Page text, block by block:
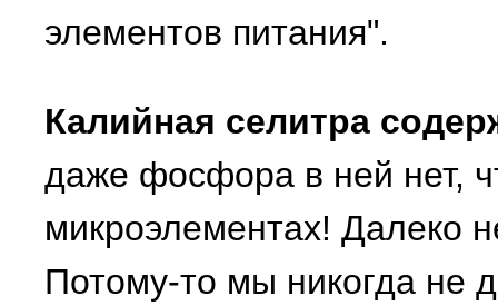
элементов питания".
Калийная селитра
даже фосфора в ней нет,
микроэлементах! Далеко
Потому-то мы никогда не